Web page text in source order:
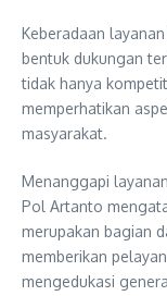
Keberadaan
bentuk dukungan
tidak hanya
memperhatikan
masyarakat.
Menanggapi
Pol Artanto
merupakan bagian
memberikan
mengedukasi